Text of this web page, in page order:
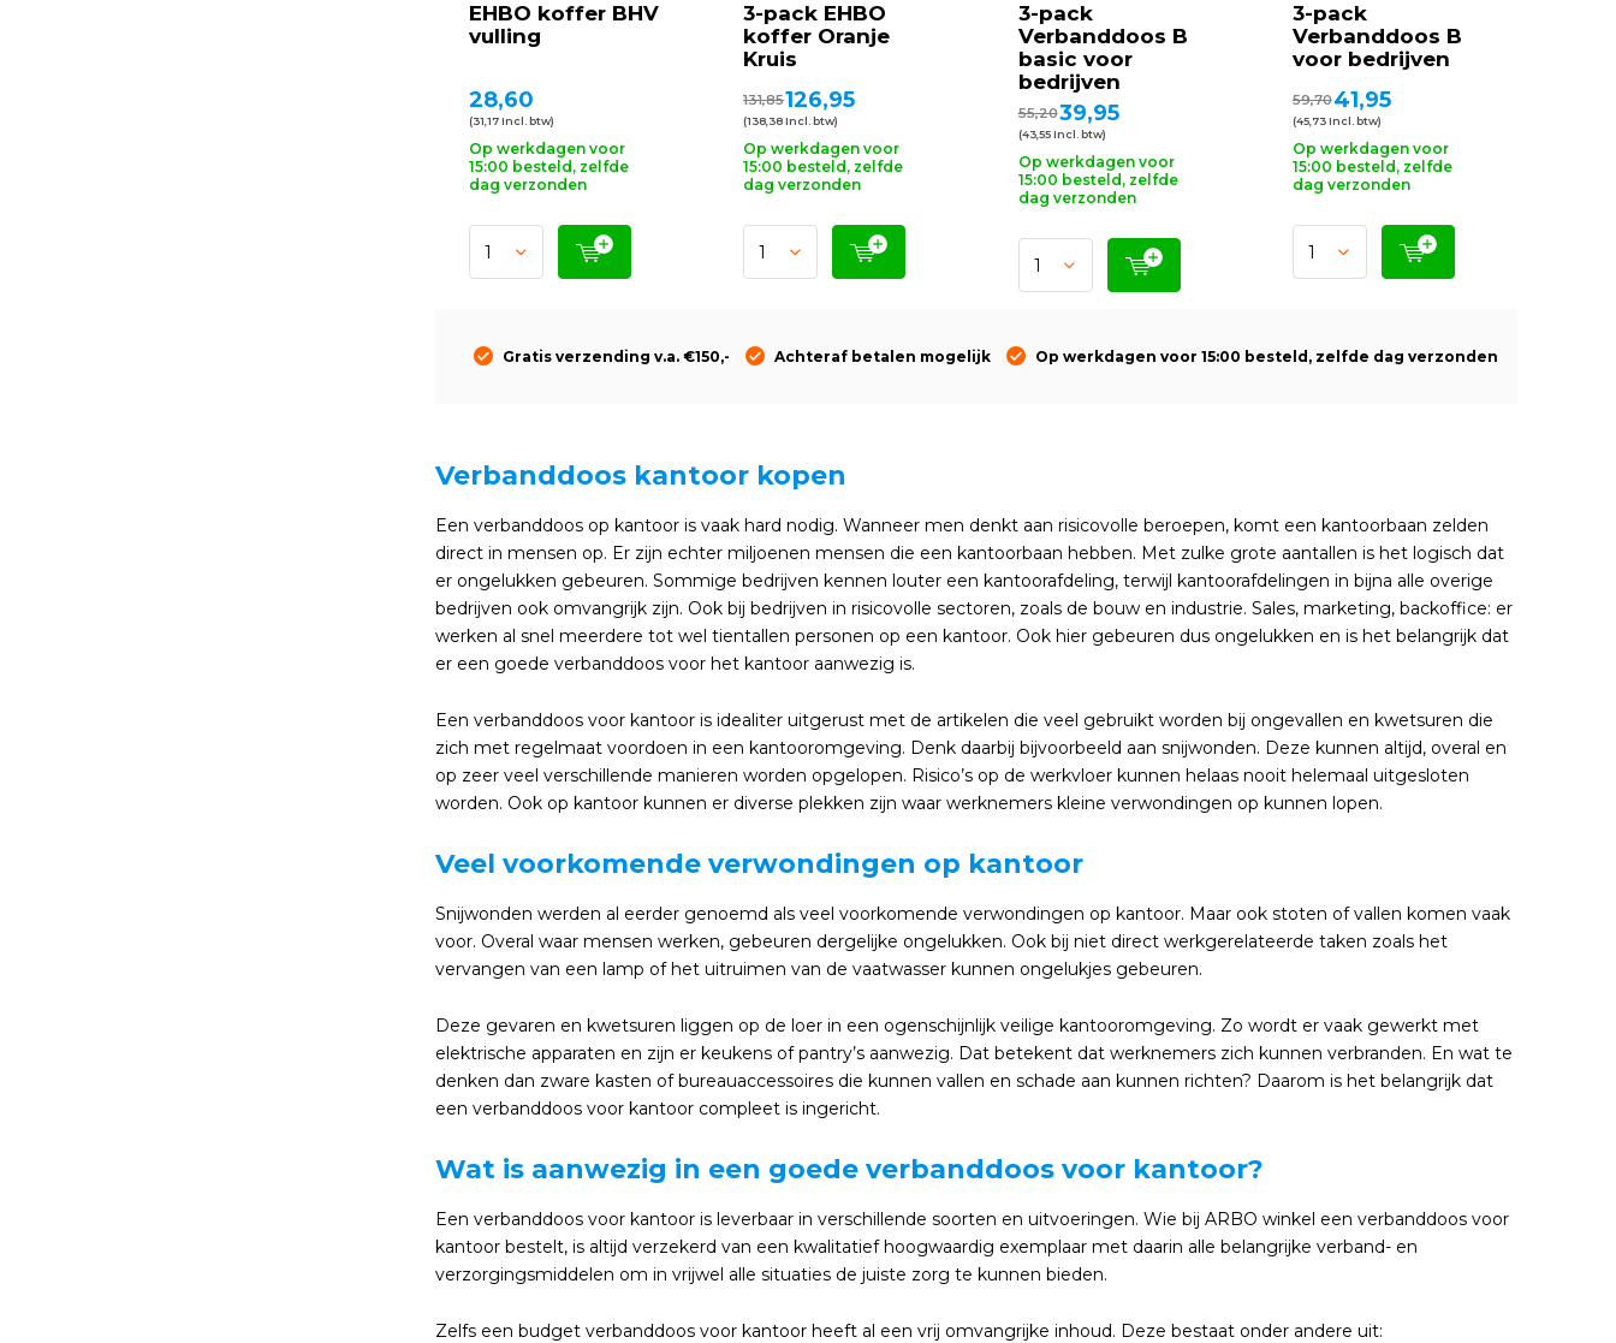
EHBO koffer BHV
vulling
28,60
(31,17 Incl. btw)
Op werkdagen voor
15:00 besteld, zelfde
dag verzonden
3-pack EHBO
koffer Oranje
Kruis
131,85126,95
(138,38 Incl. btw)
Op werkdagen voor
15:00 besteld, zelfde
dag verzonden
3-pack
Verbanddoos B
basic voor
bedrijven
55,2039,95
(43,55 Incl. btw)
Op werkdagen voor
15:00 besteld, zelfde
dag verzonden
3-pack
Verbanddoos B
voor bedrijven
59,7041,95
(45,73 Incl. btw)
Op werkdagen voor
15:00 besteld, zelfde
dag verzonden
Gratis verzending v.a. €150,- Achteraf betalen mogelijk Op werkdagen voor 15:00 besteld, zelfde dag verzonden
Verbanddoos kantoor kopen
Een verbanddoos op kantoor is vaak hard nodig. Wanneer men denkt aan risicovolle beroepen, komt een kantoorbaan zelden
direct in mensen op. Er zijn echter miljoenen mensen die een kantoorbaan hebben. Met zulke grote aantallen is het logisch dat
er ongelukken gebeuren. Sommige bedrijven kennen louter een kantoorafdeling, terwijl kantoorafdelingen in bijna alle overige
bedrijven ook omvangrijk zijn. Ook bij bedrijven in risicovolle sectoren, zoals de bouw en industrie. Sales, marketing, backoffice: er
werken al snel meerdere tot wel tientallen personen op een kantoor. Ook hier gebeuren dus ongelukken en is het belangrijk dat
er een goede verbanddoos voor het kantoor aanwezig is.
Een verbanddoos voor kantoor is idealiter uitgerust met de artikelen die veel gebruikt worden bij ongevallen en kwetsuren die
zich met regelmaat voordoen in een kantooromgeving. Denk daarbij bijvoorbeeld aan snijwonden. Deze kunnen altijd, overal en
op zeer veel verschillende manieren worden opgelopen. Risico’s op de werkvloer kunnen helaas nooit helemaal uitgesloten
worden. Ook op kantoor kunnen er diverse plekken zijn waar werknemers kleine verwondingen op kunnen lopen.
Veel voorkomende verwondingen op kantoor
Snijwonden werden al eerder genoemd als veel voorkomende verwondingen op kantoor. Maar ook stoten of vallen komen vaak
voor. Overal waar mensen werken, gebeuren dergelijke ongelukken. Ook bij niet direct werkgerelateerde taken zoals het
vervangen van een lamp of het uitruimen van de vaatwasser kunnen ongelukjes gebeuren.
Deze gevaren en kwetsuren liggen op de loer in een ogenschijnlijk veilige kantooromgeving. Zo wordt er vaak gewerkt met
elektrische apparaten en zijn er keukens of pantry’s aanwezig. Dat betekent dat werknemers zich kunnen verbranden. En wat te
denken dan zware kasten of bureauaccessoires die kunnen vallen en schade aan kunnen richten? Daarom is het belangrijk dat
een verbanddoos voor kantoor compleet is ingericht.
Wat is aanwezig in een goede verbanddoos voor kantoor?
Een verbanddoos voor kantoor is leverbaar in verschillende soorten en uitvoeringen. Wie bij ARBO winkel een verbanddoos voor
kantoor bestelt, is altijd verzekerd van een kwalitatief hoogwaardig exemplaar met daarin alle belangrijke verband- en
verzorgingsmiddelen om in vrijwel alle situaties de juiste zorg te kunnen bieden.
Zelfs een budget verbanddoos voor kantoor heeft al een vrij omvangrijke inhoud. Deze bestaat onder andere uit: